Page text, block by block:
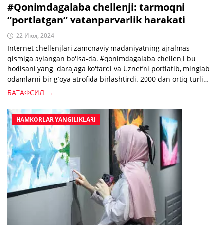
#Qonimdagalaba chellenji: tarmoqni
“portlatgan” vatanparvarlik harakati
22 Июл, 2024
Internet chellenjlari zamonaviy madaniyatning ajralmas
qismiga aylangan boʻlsa-da, #qonimdagalaba chellenji bu
hodisani yangi darajaga koʻtardi va Uznetʼni portlatib, minglab
odamlarni bir gʻoya atrofida birlashtirdi. 2000 dan ortiq turli
videolar umumiy 10 milliondan ortiq foydalanuvchilar
tarqalishiga sabab boʻldi.
БАТАФСИЛ →
HAMKORLAR YANGILIKLARI